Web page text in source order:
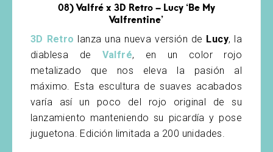
08) Valfré x 3D Retro – Lucy ‘Be My
Valfrentine’
3D Retro lanza una nueva versión de Lucy, la
diablesa de Valfré, en un color rojo
metalizado que nos eleva la pasión al
máximo. Esta escultura de suaves acabados
varía así un poco del rojo original de su
lanzamiento manteniendo su picardía y pose
juguetona. Edición limitada a 200 unidades.